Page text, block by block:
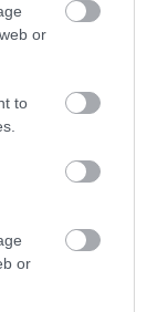
or
to
or
Προς K.
είναι
όμως
φανεί.